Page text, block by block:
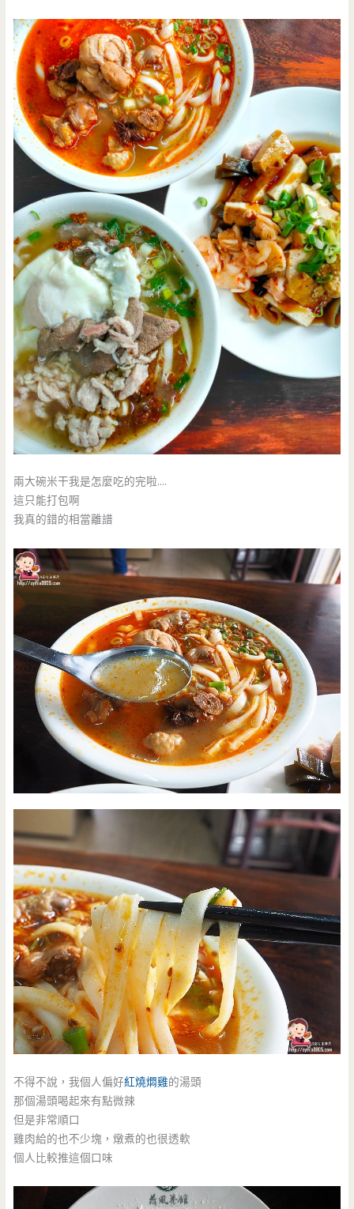
兩大碗米干我是怎麼吃的完啦….
這只能打包啊
我真的錯的相當離譜
不得不說，我個人偏好紅燒燜雞的湯頭
那個湯頭喝起來有點微辣
但是非常順口
雞肉給的也不少塊，燉煮的也很透軟
個人比較推這個口味